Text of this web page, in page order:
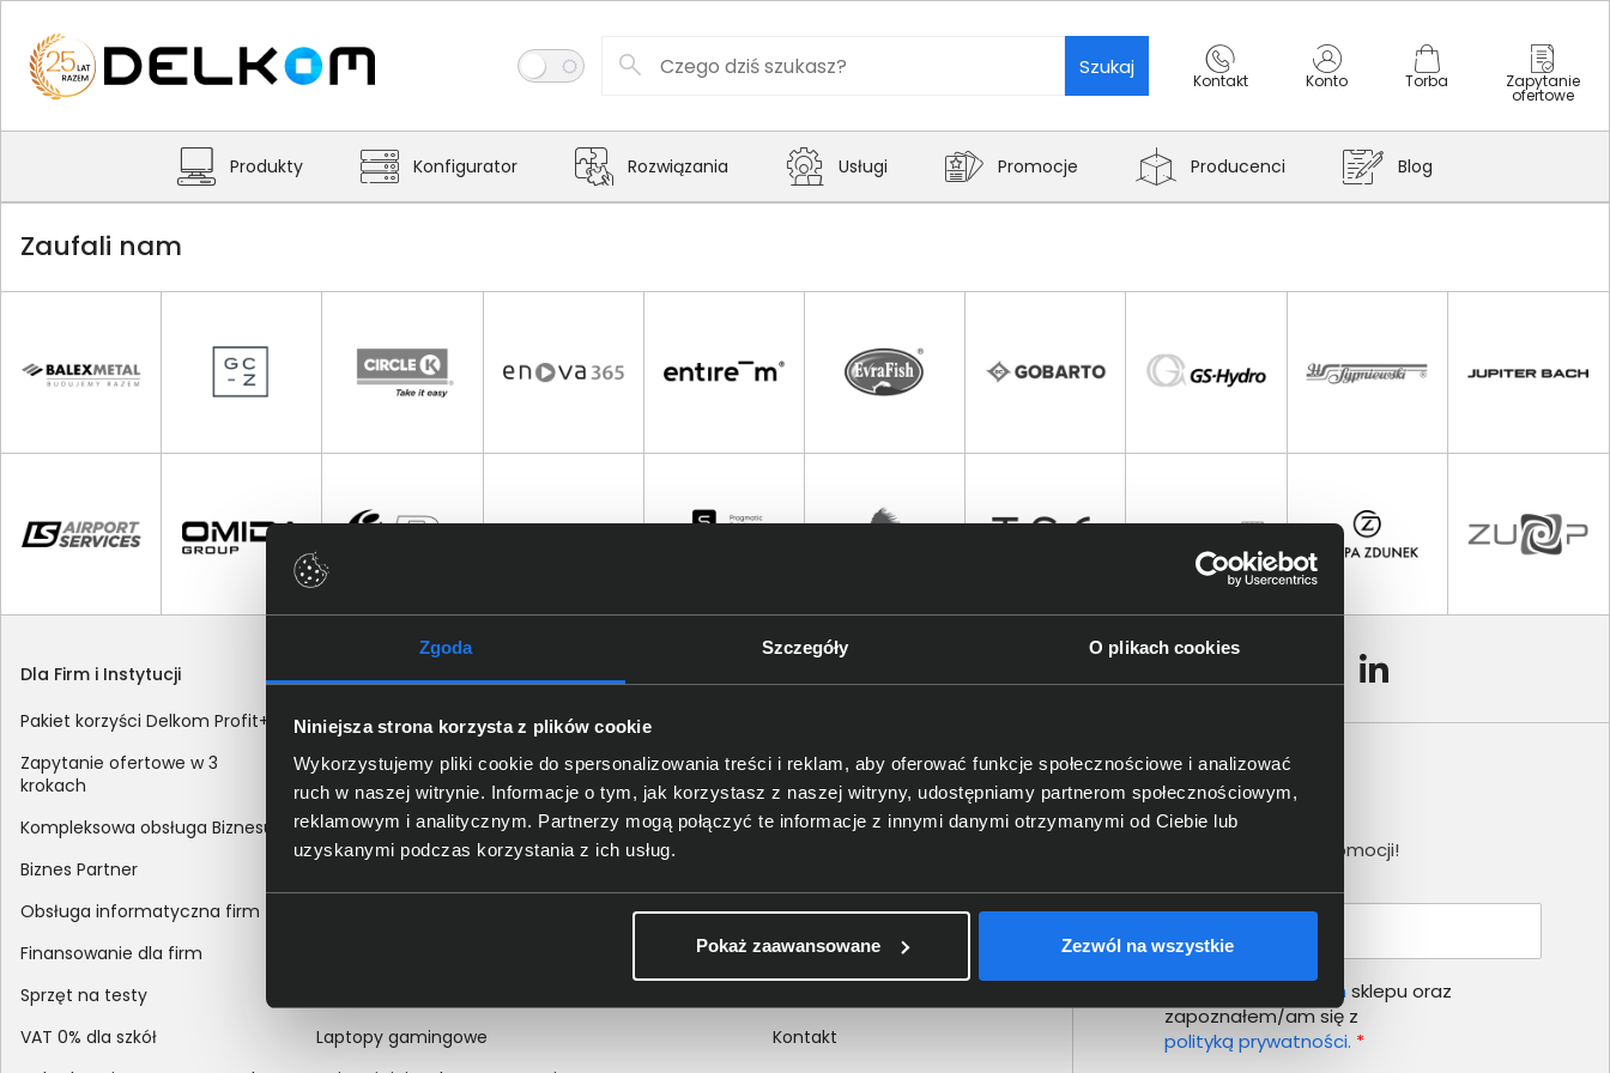
Zgoda Szczegóły O plikach cookies
Niniejsza strona korzysta z plików cookie
Wykorzystujemy pliki cookie do spersonalizowania treści i reklam, aby oferować funkcje społecznościowe i analizować
ruch w naszej witrynie. Informacje o tym, jak korzystasz z naszej witryny, udostępniamy partnerom społecznościowym,
reklamowym i analitycznym. Partnerzy mogą połączyć te informacje z innymi danymi otrzymanymi od Ciebie lub
uzyskanymi podczas korzystania z ich usług.
Pokaż zaawansowane Zezwól na wszystkie
Szukaj
Kontakt Konto Torba Zapytanie
ofertowe
Produkty Konfigurator Rozwiązania Usługi Promocje Producenci Blog
Zaufali nam
Dla Firm i Instytucji
Pakiet korzyści Delkom Profit+
Zapytanie ofertowe w 3
krokach
Kompleksowa obsługa Biznesu
Biznes Partner
Obsługa informatyczna firm
Finansowanie dla firm
Sprzęt na testy
VAT 0% dla szkół
Zakupy
Sposoby dostawy
Metody płatności
Zakup z dofinansowaniem
Odroczony termin płatności
Korekta danych nabywcy na dokumencie
Laptopy gamingowe
Certyfikaty i autoryzacje
Nagrody i wyróżnienia
Polityka prywatności
wewnętrznych
Kontakt
Newsletter
Nie przegap żadnej promocji!
regulamin sklepu oraz
zapoznałem/am się z
polityką prywatności. *